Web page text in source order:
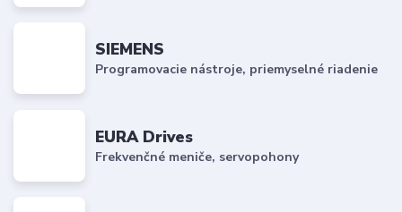
SIEMENS
Programovacie nástroje, priemyselné riadenie
EURA Drives
Frekvenčné meniče, servopohony